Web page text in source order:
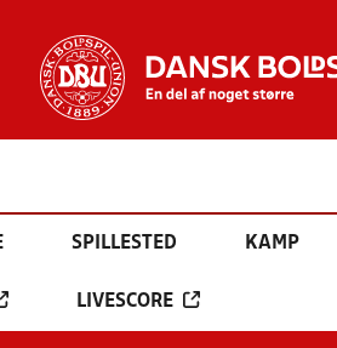
SPILLESTED KAMP
LIVESCORE